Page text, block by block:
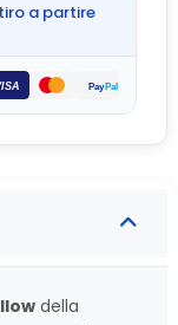
a partire
della